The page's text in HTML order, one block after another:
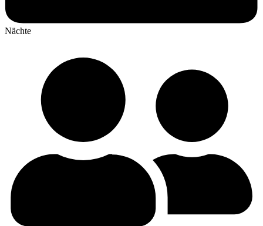
Nächte